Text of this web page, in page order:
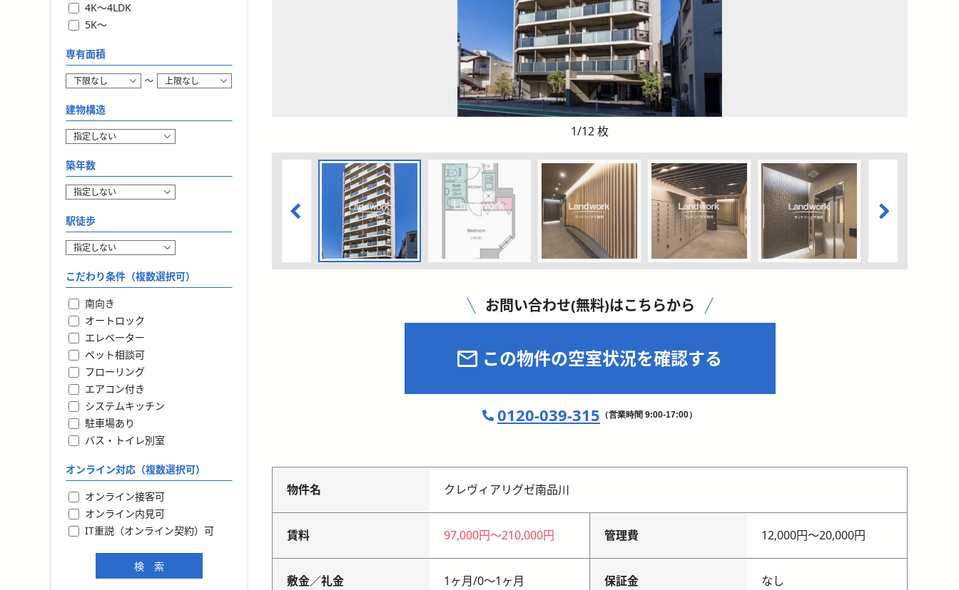
1/12枚
お問い合わせ(無料)はこちらから
この物件の空室状況を確認する
0120-039-315 （営業時間 9:00-17:00）
物件名 クレヴィアリグゼ南品川
賃料 97,000円〜210,000円 管理費 12,000円〜20,000円
敷金／礼金 1ヶ月/0〜1ヶ月 保証金 なし
4K〜4LDK
5K〜
専有面積
〜
建物構造
築年数
駅徒歩
こだわり条件（複数選択可）
南向き
オートロック
エレベーター
ペット相談可
フローリング
エアコン付き
システムキッチン
駐車場あり
バス・トイレ別室
オンライン対応（複数選択可）
オンライン接客可
オンライン内見可
IT重説（オンライン契約）可